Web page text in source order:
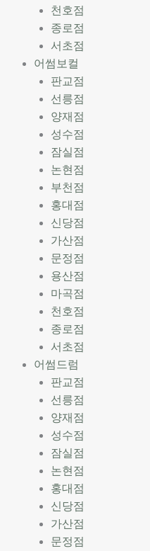
천호점
종로점
서초점
어썸보컬
판교점
선릉점
양재점
성수점
잠실점
논현점
부천점
홍대점
신당점
가산점
문정점
용산점
마곡점
천호점
종로점
서초점
어썸드럼
판교점
선릉점
양재점
성수점
잠실점
논현점
홍대점
신당점
가산점
문정점